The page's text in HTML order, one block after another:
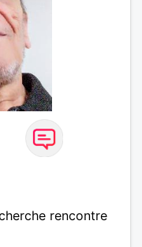
rencontre